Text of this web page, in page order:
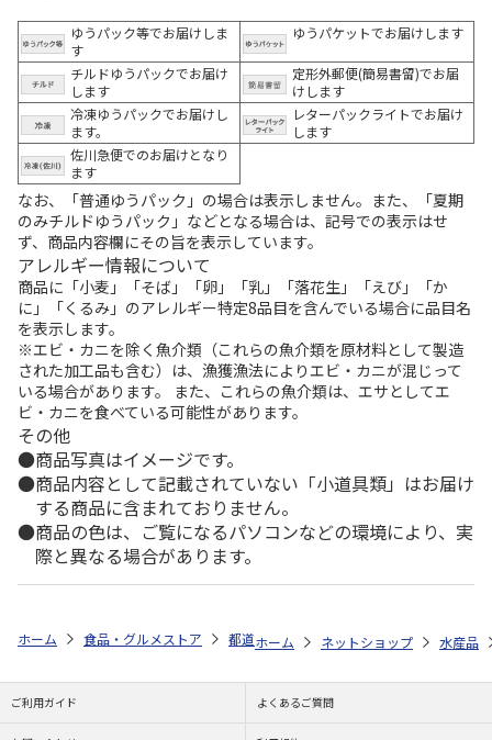
ゆうパック等でお届けしま
す
ゆうパケットでお届けします
チルドゆうパックでお届け
します
定形外郵便(簡易書留)でお届
けします
冷凍ゆうパックでお届けし
ます。
レターパックライトでお届け
します
佐川急便でのお届けとなり
ます
なお、「普通ゆうパック」の場合は表示しません。また、「夏期
のみチルドゆうパック」などとなる場合は、記号での表示はせ
ず、商品内容欄にその旨を表示しています。
アレルギー情報について
商品に「小麦」「そば」「卵」「乳」「落花生」「えび」「か
に」「くるみ」のアレルギー特定8品目を含んでいる場合に品目名
を表示します。
※エビ・カニを除く魚介類（これらの魚介類を原材料として製造
された加工品も含む）は、漁獲漁法によりエビ・カニが混じって
いる場合があります。 また、これらの魚介類は、エサとしてエ
ビ・カニを食べている可能性があります。
その他
商品写真はイメージです。
商品内容として記載されていない「小道具類」はお届け
する商品に含まれておりません。
商品の色は、ご覧になるパソコンなどの環境により、実
際と異なる場合があります。
ホーム 食品・グルメストア 都道府県から探す 兵庫県 伍魚福ち
ホーム ネットショップ 水産品
ご利用ガイド よくあるご質問